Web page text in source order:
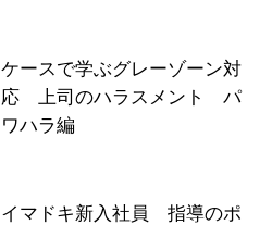
ケースで学ぶグレーゾーン対
応 上司のハラスメント パ
ワハラ編
イマドキ新入社員 指導のポ